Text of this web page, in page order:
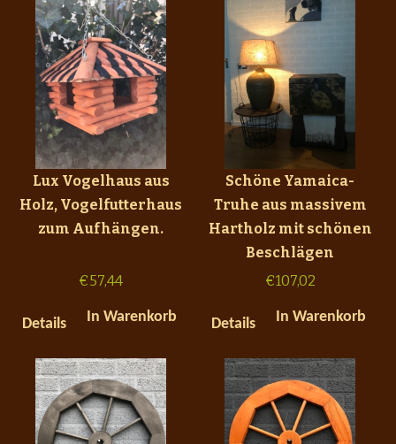
Lux Vogelhaus aus
Holz, Vogelfutterhaus
zum Aufhängen.
€57,44
Details In Warenkorb
Schöne Yamaica-
Truhe aus massivem
Hartholz mit schönen
Beschlägen
€107,02
Details In Warenkorb